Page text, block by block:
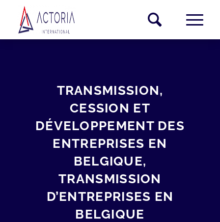
TRANSMISSION,
CESSION ET
DÉVELOPPEMENT DES
ENTREPRISES EN
BELGIQUE,
TRANSMISSION
D’ENTREPRISES EN
BELGIQUE